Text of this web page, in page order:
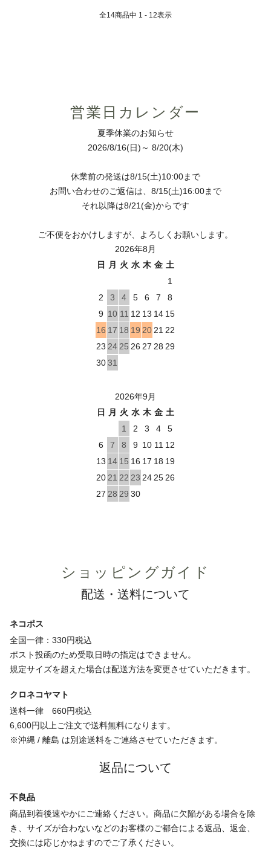
全14商品中 1 - 12表示
営業日カレンダー
夏季休業のお知らせ
2026/8/16(日)～ 8/20(木)
休業前の発送は8/15(土)10:00まで
お問い合わせのご返信は、8/15(土)16:00まで
それ以降は8/21(金)からです
ご不便をおかけしますが、よろしくお願いします。
2026年8月
日
月 火 水 木 金 土
1
2
3 4 5 6 7
8
9 10 11 12 13 14 15
16 17 18 19 20 21 22
23 24 25 26 27 28 29
3031
2026年9月
日
月 火 水 木 金 土
1
2 3 4
5
6
7 8 9 10 11 12
13 14 15 16 17 18 19
20 21 22 23 24 25 26
27 28 29 30
ショッピングガイド
配送・送料について
ネコポス
全国一律：330円税込
ポスト投函のため受取日時の指定はできません。
規定サイズを超えた場合は配送方法を変更させていただきます。
クロネコヤマト
送料一律 660円税込
6,600円以上ご注文で送料無料になります。
※沖縄 / 離島 は別途送料をご連絡させていただきます。
返品について
不良品
商品到着後速やかにご連絡ください。商品に欠陥がある場合を除
き、サイズが合わないなどのお客様のご都合による返品、返金、
交換には応じかねますのでご了承ください。